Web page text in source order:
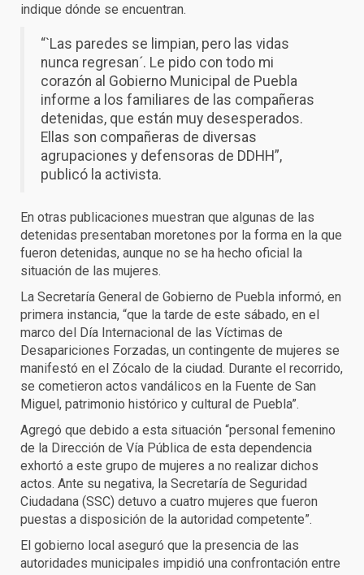
indique dónde se encuentran.
“`Las paredes se limpian, pero las vidas
nunca regresan´. Le pido con todo mi
corazón al Gobierno Municipal de Puebla
informe a los familiares de las compañeras
detenidas, que están muy desesperados.
Ellas son compañeras de diversas
agrupaciones y defensoras de DDHH”,
publicó la activista.
En otras publicaciones muestran que algunas de las
detenidas presentaban moretones por la forma en la que
fueron detenidas, aunque no se ha hecho oficial la
situación de las mujeres.
La Secretaría General de Gobierno de Puebla informó, en
primera instancia, “que la tarde de este sábado, en el
marco del Día Internacional de las Víctimas de
Desapariciones Forzadas, un contingente de mujeres se
manifestó en el Zócalo de la ciudad. Durante el recorrido,
se cometieron actos vandálicos en la Fuente de San
Miguel, patrimonio histórico y cultural de Puebla”.
Agregó que debido a esta situación “personal femenino
de la Dirección de Vía Pública de esta dependencia
exhortó a este grupo de mujeres a no realizar dichos
actos. Ante su negativa, la Secretaría de Seguridad
Ciudadana (SSC) detuvo a cuatro mujeres que fueron
puestas a disposición de la autoridad competente”.
El gobierno local aseguró que la presencia de las
autoridades municipales impidió una confrontación entre